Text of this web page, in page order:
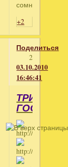
сомневаться.
+2
Поделиться
2
03.10.2010
16:46:41
ТРИ
ГОСТЯ